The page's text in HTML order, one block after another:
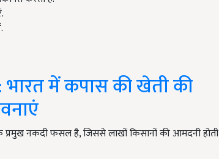
में कपास की खेती की
नकदी फसल है, जिससे लाखों किसानों की आमदनी होती